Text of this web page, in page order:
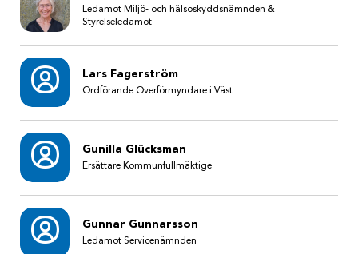
Ledamot Miljö- och hälsoskyddsnämnden &
Styrelseledamot
Lars Fagerström
Ordförande Överförmyndare i Väst
Gunilla Glücksman
Ersättare Kommunfullmäktige
Gunnar Gunnarsson
Ledamot Servicenämnden